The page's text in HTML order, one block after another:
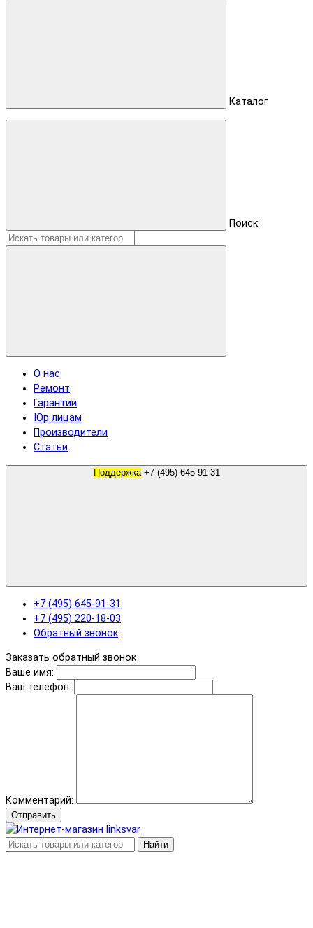
Каталог
Поиск
О нас
Ремонт
Гарантии
Юр лицам
Производители
Статьи
Поддержка
+7 (495) 645-91-31
+7 (495) 220-18-03
Обратный звонок
Заказать обратный звонок
Ваше имя:
Ваш телефон:
Комментарий:
Отправить
Найти